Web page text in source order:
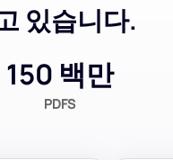
있습니다.
150 백만
PDFS